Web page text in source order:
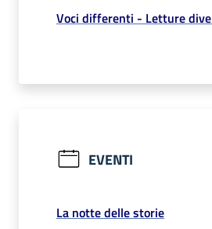
Voci differenti - Letture
EVENTI
La notte delle storie